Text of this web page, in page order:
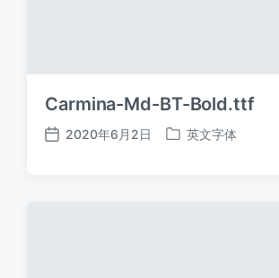
Carmina-Md-BT-Bold.ttf
发
2020年6月2日
发
英文字体